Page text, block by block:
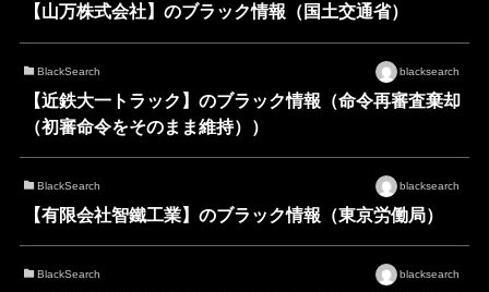
【山万株式会社】のブラック情報（国土交通省）
BlackSearch blacksearch
【近鉄大一トラック】のブラック情報（命令再審査棄却
（初審命令をそのまま維持））
BlackSearch blacksearch
【有限会社智鐵工業】のブラック情報（東京労働局）
BlackSearch blacksearch